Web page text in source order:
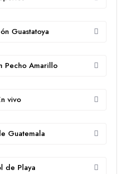
Guastatoya
Pecho Amarillo
vivo
Guatemala
de Playa